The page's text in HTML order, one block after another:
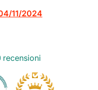
11/2024
recensioni